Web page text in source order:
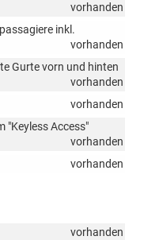
vorhanden
inkl.
vorhanden
Gurte vorn und hinten
vorhanden
vorhanden
"Keyless Access"
vorhanden
vorhanden
vorhanden